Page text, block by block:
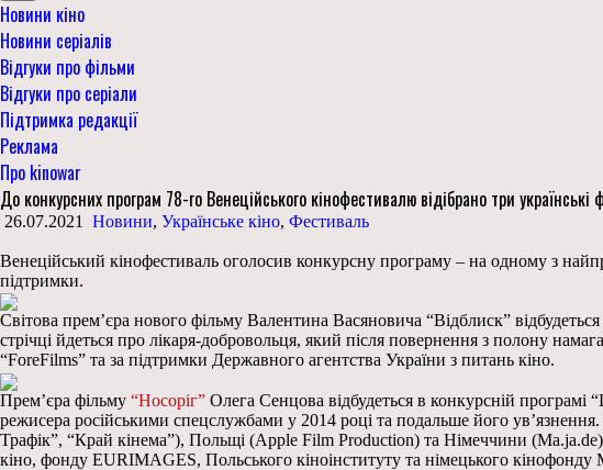
Новини кіно
Новини серіалів
Відгуки про фільми
Відгуки про серіали
Підтримка редакції
Реклама
Про kinowar
До конкурсних програм 78-го Венеційського кінофестивалю відібрано три українські
26.07.2021 Новини, Українське кіно, Фестиваль
Венеційський кінофестиваль оголосив конкурсну програму – на одному з
підтримки.
Світова прем’єра нового фільму Валентина Васяновича “Відблиск”
стрічці йдеться про лікаря-добровольця, який після повернення з полону
“ForeFilms” та за підтримки Державного агентства України з питань кіно.
Прем’єра фільму “Носоріг” Олега Сенцова відбудеться в конкурсній
режисера російськими спецслужбами у 2014 році та подальше його
Трафік”, “Край кінема”), Польщі (Apple Film Production) та Німеччини
кіно, фонду EURIMAGES, Польського кіноінституту та німецького